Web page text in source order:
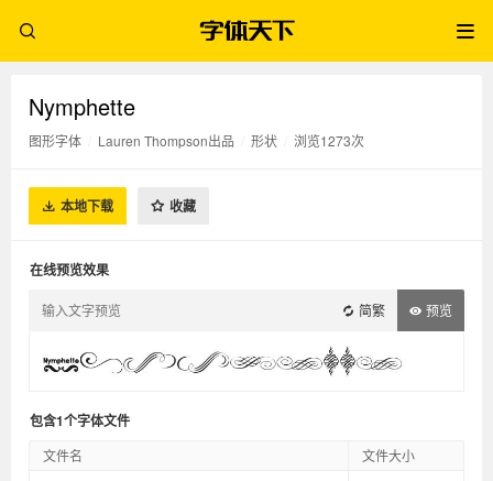
Nymphette
图形字体 Lauren Thompson出品 形状 浏览1273次
本地下载 收藏
在线预览效果
简繁 预览
包含1个字体文件
文件名
文件大小